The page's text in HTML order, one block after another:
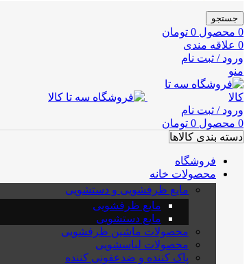
جستجو
0 محصول 0 تومان
0 علاقه مندی
ورود / ثبت نام
منو
ورود / ثبت نام
0 محصول 0 تومان
دسته بندی کالاها
فروشگاه
محصولات خانه
مایع ظرفشویی و دستشویی
مایع ظرفشویی
مایع دستشویی
محصولات ماشین ظرفشویی
محصولات لباسشویی
پاک کننده و ضدعفونی کننده